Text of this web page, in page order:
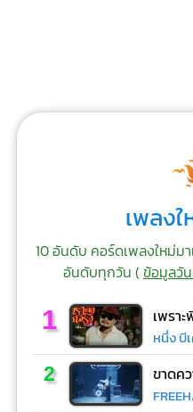
เพลง
10 อันดับ คอร์ดเพลงใหม่ม
อันดับทุกวัน (ข้อมูลวั
1 เพรา
หนึ่ง บี
2 ขาดค